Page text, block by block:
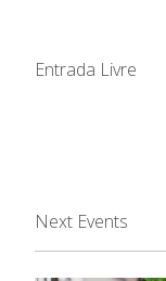
Entrada Livre
Next Events